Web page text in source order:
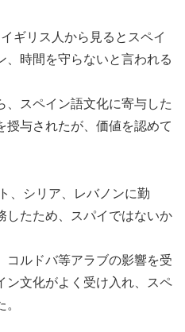
ギリス人から見るとスペイ
、時間を守らないと言われる
、スペイン語文化に寄与した
授与されたが、価値を認めて
、シリア、レバノンに勤
したため、スパイではないか
コルドバ等アラブの影響を受
ン文化がよく受け入れ、スペ